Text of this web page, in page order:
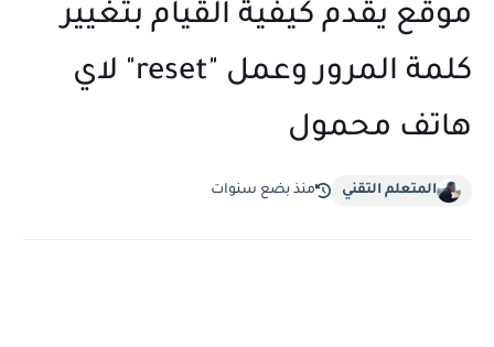
موقع يقدم كيفية القيام بتغيير
كلمة المرور وعمل "reset" لاي
هاتف محمول
المتعلم التقني منذ بضع سنوات